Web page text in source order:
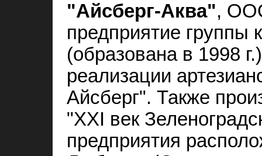
"Айсберг-Аква",
предприятие группы
(образована в 1998
реализации
Айсберг". Также
"XXI век
предприятия